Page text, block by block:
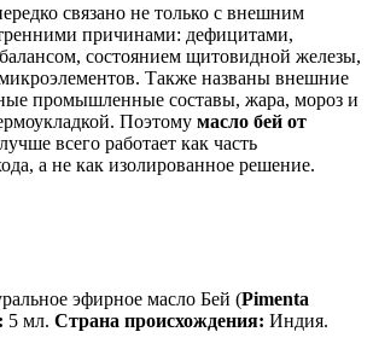
связано не только с внешним
причинами: дефицитами,
состоянием щитовидной железы,
Также названы внешние
промышленные составы, жара, мороз и
Поэтому масло бей от
лучше всего работает как часть
а не как изолированное решение.
эфирное масло Бей (Pimenta
5 мл. Страна происхождения: Индия.